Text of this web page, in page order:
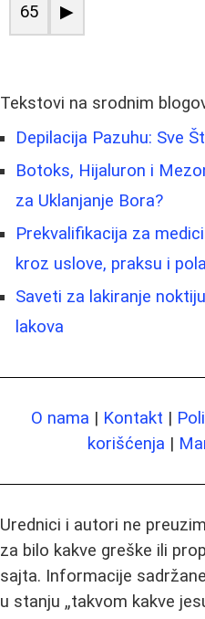
65 ▶
Tekstovi na srodnim
Depilacija Pazuhu: Sve
Botoks, Hijaluron i
za Uklanjanje Bora?
Prekvalifikacija za
kroz uslove, praksu i
Saveti za lakiranje
lakova
O nama | Kontakt |
korišćenja |
Urednici i autori ne
za bilo kakve greške ili
sajta. Informacije
u stanju „takvom kakve